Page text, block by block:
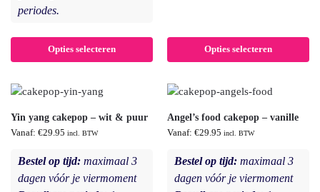
periodes.
Opties selecteren Opties selecteren
Yin yang cakepop – wit & puur
Vanaf: €29.95 incl. BTW
Bestel op tijd: maximaal 3
dagen vóór je viermoment
Angel’s food cakepop – vanille
Vanaf: €29.95 incl. BTW
Bestel op tijd: maximaal 3
dagen vóór je viermoment